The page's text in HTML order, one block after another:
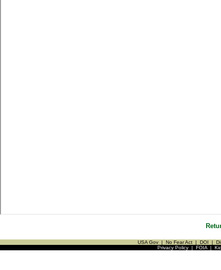
USA Gov | No Fear Act | DOI |
Privacy Policy| FOIA|